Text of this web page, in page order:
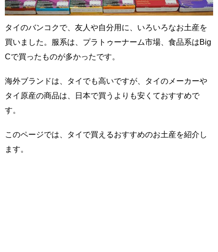
タイのバンコクで、友人や自分用に、いろいろなお土産を
買いました。服系は、プラトゥーナーム市場、食品系はBig
Cで買ったものが多かったです。
海外ブランドは、タイでも高いですが、タイのメーカーや
タイ原産の商品は、日本で買うよりも安くておすすめで
す。
このページでは、タイで買えるおすすめのお土産を紹介し
ます。